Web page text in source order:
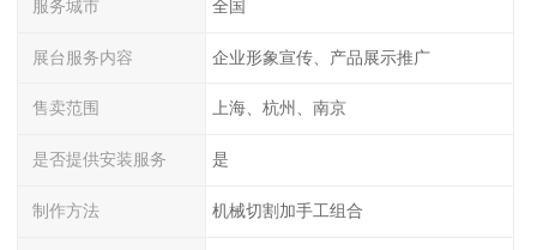
服务城市 全国
展台服务内容 企业形象宣传、产品展示推广
售卖范围 上海、杭州、南京
是否提供安装服务 是
制作方法 机械切割加手工组合